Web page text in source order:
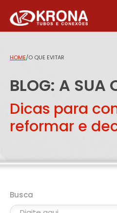
HOME/O QUE EVITAR
BLOG: A SUA
Dicas para
reformar e
Busca